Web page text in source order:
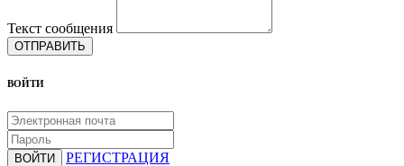
Текст сообщения
ОТПРАВИТЬ
ВОЙТИ
ВОЙТИ
РЕГИСТРАЦИЯ